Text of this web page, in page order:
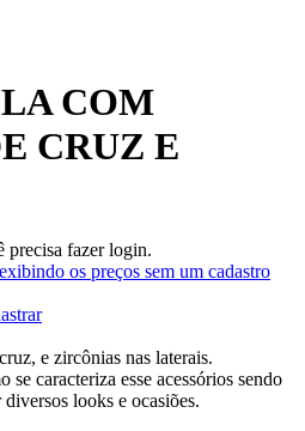
COM
CRUZ E
precisa fazer login.
os preços sem um cadastro
e zircônias nas laterais.
se caracteriza esse acessórios sendo
looks e ocasiões.